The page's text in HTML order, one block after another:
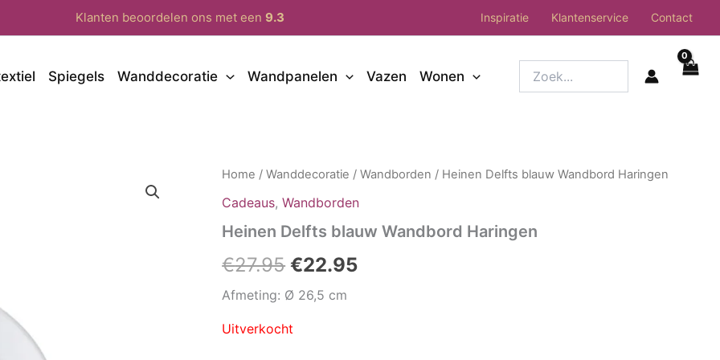
Klanten beoordelen ons met een 9.3 Inspiratie Klantenservice Contact
Spiegels Wanddecoratie Wandpanelen Vazen Wonen
Home /Wanddecoratie /Wandborden / Heinen Delfts blauw Wandbord Haringen
Cadeaus,Wandborden
Heinen Delfts blauw Wandbord Haringen
€27.95 Oorspronkelijke
prijs
was:
€22.95Huidige
Afmeting: Ø 26,5 cm
Uitverkocht